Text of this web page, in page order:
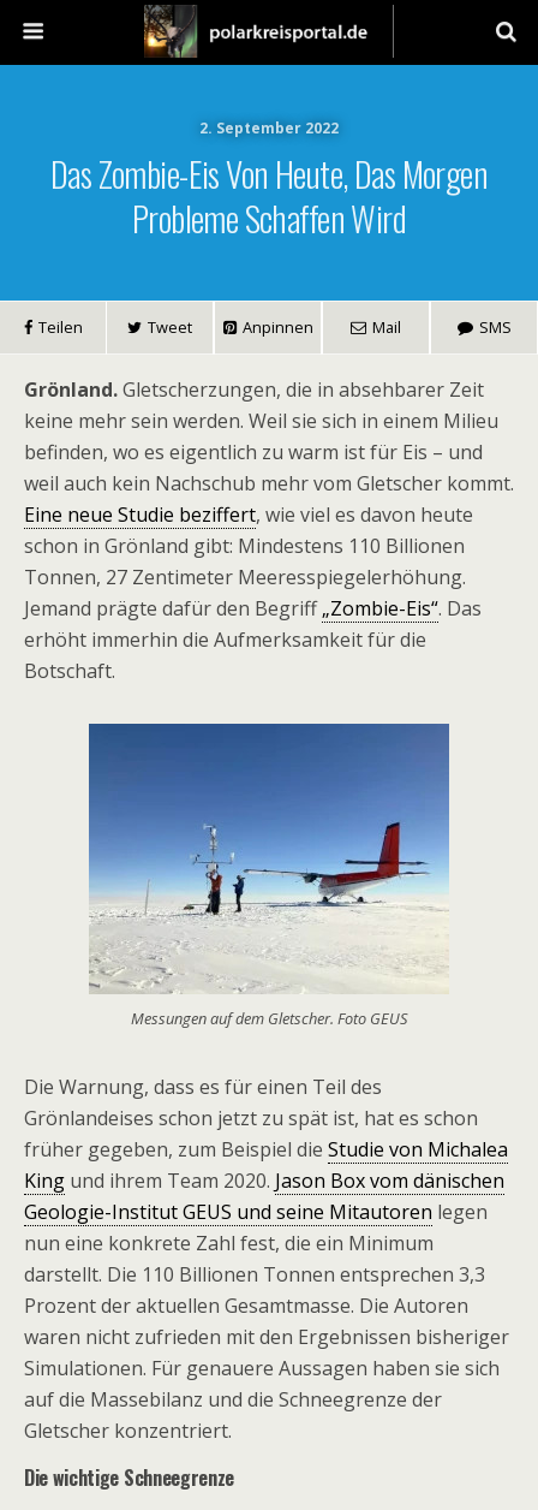
2. September 2022
Das Zombie-Eis Von Heute, Das Morgen
Probleme Schaffen Wird
Teilen Tweet Anpinnen Mail SMS
Grönland.Gletscherzungen, die in absehbarer Zeit
keine mehr sein werden. Weil sie sich in einem Milieu
befinden, wo es eigentlich zu warm ist für Eis – und
weil auch kein Nachschub mehr vom Gletscher kommt.
Eine neue Studie beziffert, wie viel es davon heute
schon in Grönland gibt: Mindestens 110 Billionen
Tonnen, 27 Zentimeter Meeresspiegelerhöhung.
Jemand prägte dafür den Begriff„Zombie-Eis“. Das
erhöht immerhin die Aufmerksamkeit für die
Botschaft.
Messungen auf dem Gletscher. Foto GEUS
Die Warnung, dass es für einen Teil des
Grönlandeises schon jetzt zu spät ist, hat es schon
früher gegeben, zum Beispiel die Studie von Michalea
King und ihrem Team 2020. Jason Box vom dänischen
Geologie-Institut GEUS und seine Mitautoren legen
nun eine konkrete Zahl fest, die ein Minimum
darstellt. Die 110 Billionen Tonnen entsprechen 3,3
Prozent der aktuellen Gesamtmasse. Die Autoren
waren nicht zufrieden mit den Ergebnissen bisheriger
Simulationen. Für genauere Aussagen haben sie sich
auf die Massebilanz und die Schneegrenze der
Gletscher konzentriert.
Die wichtige Schneegrenze